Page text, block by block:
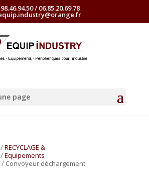
/ 06.85.20.69.78
page
/RECYCLAGE &
Equipements
/ Convoyeur déchargement